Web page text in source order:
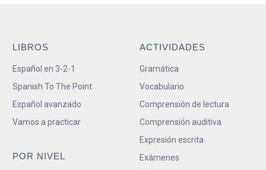
LIBROS
Español en 3-2-1
Spanish To The Point
Español avanzado
Vamos a practicar
POR NIVEL
ACTIVIDADES
Gramática
Vocabulario
Comprensión de lectura
Comprensión auditiva
Expresión escrita
Exámenes